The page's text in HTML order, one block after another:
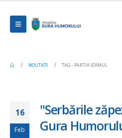
NOUTATI TAG - PARTIA SOIMUL
16
Feb
"Serbările
Gura